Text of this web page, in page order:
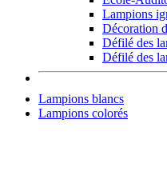
Lampions
Décoration
Défilé des
Défilé des
Lampions blancs
Lampions colorés